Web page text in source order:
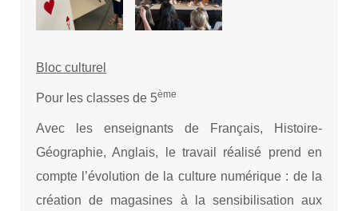
Bloc culturel
Pour les classes de 5ème
Avec les enseignants de Français, Histoire-
Géographie, Anglais, le travail réalisé prend en
compte l’évolution de la culture numérique : de la
création de magasines à la sensibilisation aux